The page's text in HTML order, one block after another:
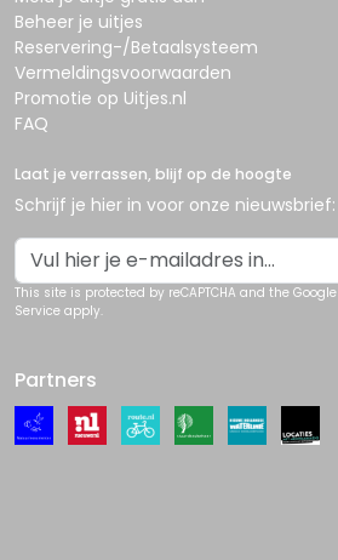
Beheer je uitjes
Reservering-/Betaalsysteem
Vermeldingsvoorwaarden
Promotie op Uitjes.nl
FAQ
Laat je verrassen, blijf op de hoogte
Schrijf je hier in voor onze nieuwsbrief:
This site is protected by reCAPTCHA and the Google
Service apply.
Partners